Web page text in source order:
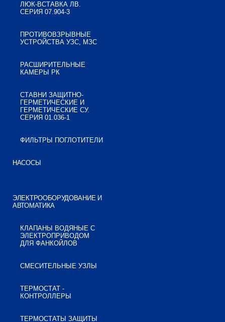
ЛЮК-ВСТАВКА ЛВ.
СЕРИЯ 07.904-3
ПРОТИВОВЗРЫВНЫЕ
УСТРОЙСТВА УЗС, МЗС
РАСШИРИТЕЛЬНЫЕ
КАМЕРЫ РК
СТАВНИ ЗАЩИТНО-
ГЕРМЕТИЧЕСКИЕ И
ГЕРМЕТИЧЕСКИЕ СУ.
СЕРИЯ 01.036-1
ФИЛЬТРЫ ПОГЛОТИТЕЛИ
НАСОСЫ
ЭЛЕКТРООБОРУДОВАНИЕ И
АВТОМАТИКА
КЛАПАНЫ ВОДЯНЫЕ С
ЭЛЕКТРОПРИВОДОМ
ДЛЯ ФАНКОЙЛОВ
СМЕСИТЕЛЬНЫЕ УЗЛЫ
ТЕРМОСТАТ -
КОНТРОЛЛЕРЫ
ТЕРМОСТАТЫ ЗАЩИТЫ